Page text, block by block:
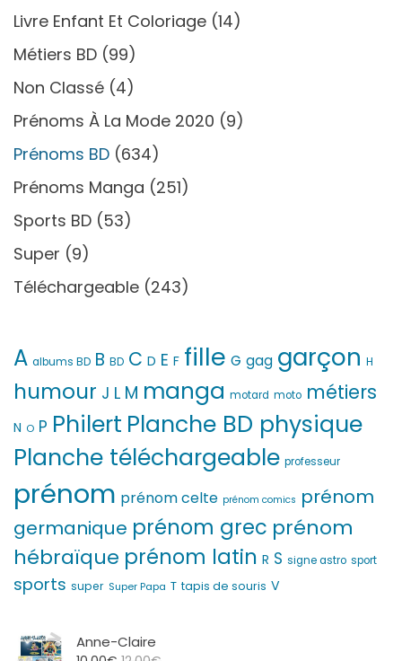
Livre Enfant Et Coloriage (14)
Métiers BD (99)
Non Classé (4)
Prénoms À La Mode 2020 (9)
Prénoms BD (634)
Prénoms Manga (251)
Sports BD (53)
Super (9)
Téléchargeable (243)
A albums BD B BD C D E F fille G gag garçon H
humour J L M manga motard moto métiers
N O P Philert Planche BD physique
Planche téléchargeable professeur
prénom prénom celte prénom comics prénom
germanique prénom grec prénom
hébraïque prénom latin R S signe astro sport
sports super Super Papa T tapis de souris V
Anne-Claire